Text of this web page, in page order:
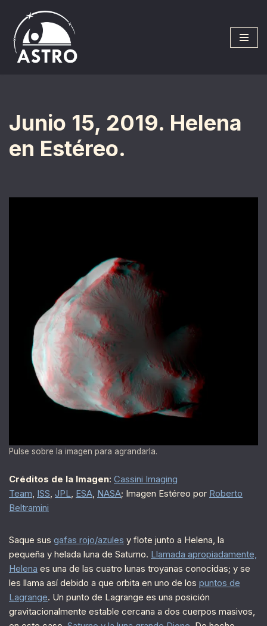
Saltar
al
contenido
Junio 15, 2019. Helena
en Estéreo.
Pulse sobre la imagen para agrandarla.
Créditos de la Imagen: Cassini Imaging
Team, ISS, JPL, ESA, NASA; Imagen Estéreo por Roberto
Beltramini
Saque sus gafas rojo/azules y flote junto a Helena, la
pequeña y helada luna de Saturno. Llamada apropiadamente,
Helena es una de las cuatro lunas troyanas conocidas; y se
les llama así debido a que orbita en uno de los puntos de
Lagrange. Un punto de Lagrange es una posición
gravitacionalmente estable cercana a dos cuerpos masivos,